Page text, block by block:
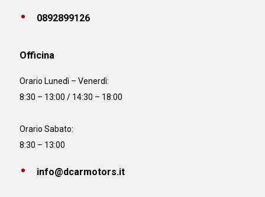
0892899126
Officina
Orario Lunedì – Venerdì:
8:30 – 13:00 / 14:30 – 18:00
Orario Sabato:
8:30 – 13:00
info@dcarmotors.it